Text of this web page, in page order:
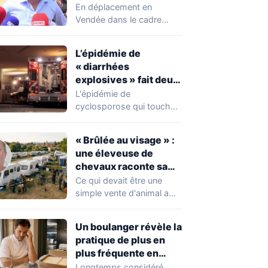
chahuté sur un
campement illégal
En déplacement en
Vendée dans le cadre
occupations…
L’épidémie de
« diarrhées
explosives » fait deux
premiers morts
L'épidémie de
cyclosporose qui touche
aggravation. Les autorités
sanitaires…
« Brûlée au visage » :
une éleveuse de
chevaux raconte sa
violente agression par
des gens du voyage
Ce qui devait être une
simple vente d'animal a
Un boulanger révèle la
pratique de plus en
plus fréquente en